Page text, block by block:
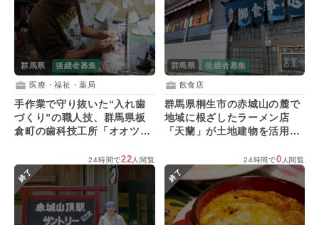
群馬県 後継者募集
医療・福祉・薬局
手作業で守り抜いた“入れ歯
づくり”の職人技、群馬県板
倉町の歯科技工所「オオツカ
群馬県 後継者募集
飲食店
群馬県桐生市の赤城山の麓で
地域に根ざしたラーメン店
「天蘭」が土地建物を活用す
24時間で22 人閲覧
終了
24時間で0 人閲覧
終了